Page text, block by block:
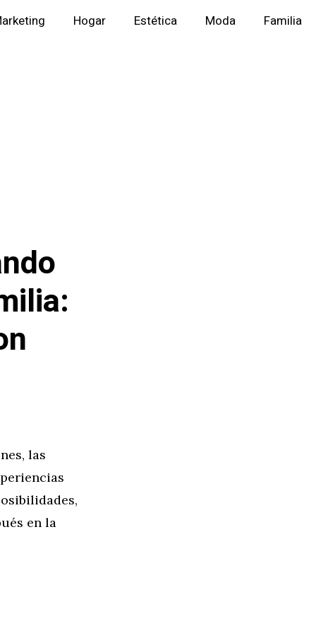
Hogar Estética Moda Familia
las
en la